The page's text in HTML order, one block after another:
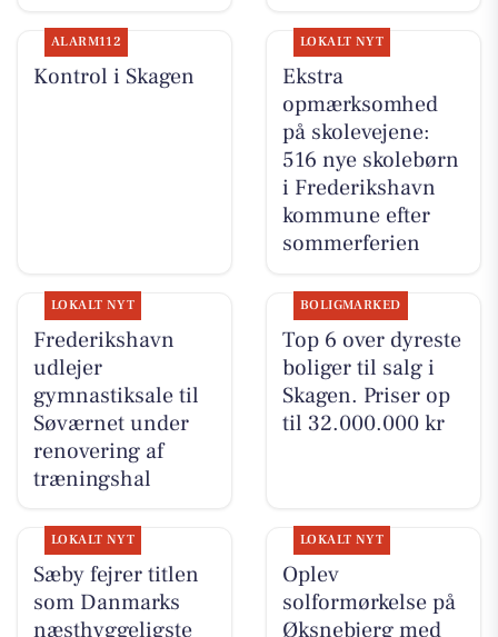
ALARM112
Kontrol i Skagen
LOKALT NYT
Ekstra
opmærksomhed
på skolevejene:
516 nye skolebørn
i Frederikshavn
kommune efter
sommerferien
LOKALT NYT
Frederikshavn
udlejer
gymnastiksale til
Søværnet under
renovering af
træningshal
BOLIGMARKED
Top 6 over dyreste
boliger til salg i
Skagen. Priser op
til 32.000.000 kr
LOKALT NYT
Sæby fejrer titlen
som Danmarks
næsthyggeligste
LOKALT NYT
Oplev
solformørkelse på
Øksnebjerg med